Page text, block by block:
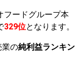
フードグループ本
329位となります。
業の純利益ランキン